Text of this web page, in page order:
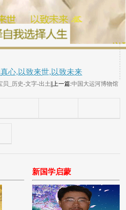
心,以致来世,以致未来
贝_历史-文字-出土 ||上一篇:中国大运河博物馆
新国学启蒙